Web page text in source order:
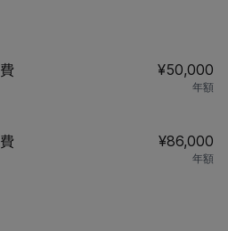
¥50,000
年額
¥86,000
年額